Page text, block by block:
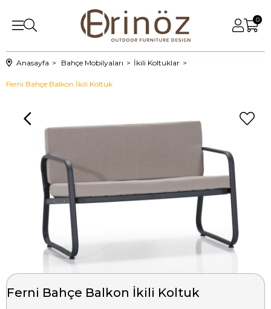
0
Anasayfa Bahçe Mobilyaları İkili Koltuklar
Ferni Bahçe Balkon İkili Koltuk
Ferni Bahçe Balkon İkili Koltuk